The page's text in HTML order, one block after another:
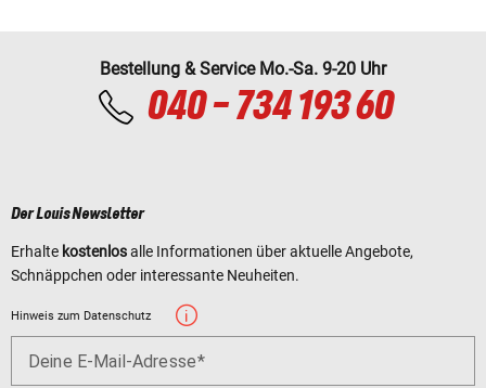
Bestellung & Service Mo.-Sa. 9-20 Uhr
040 - 734 193 60
Der Louis Newsletter
Erhalte kostenlosalle Informationen über aktuelle Angebote,
Schnäppchen oder interessante Neuheiten.
Hinweis zum Datenschutz
Deine E-Mail-Adresse